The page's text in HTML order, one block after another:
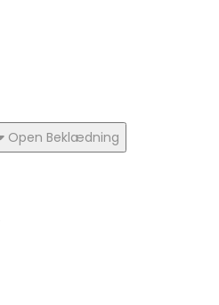
Open Beklædning